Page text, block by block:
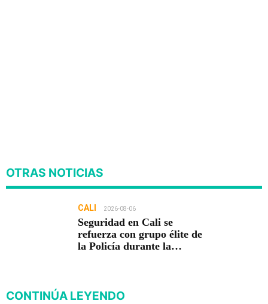
OTRAS NOTICIAS
CALI 2026-08-06
Seguridad en Cali se
refuerza con grupo élite de
la Policía durante la
CONTINÚA LEYENDO